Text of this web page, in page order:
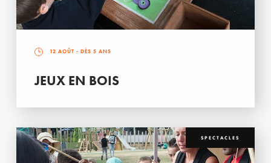
12 AOÛT - DÈS 5 ANS
JEUX EN BOIS
SPECTACLES